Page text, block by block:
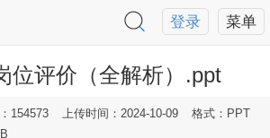
菜单
登录
位评价（全解析）.ppt
154573 上传时间：2024-10-09
格式：PPT